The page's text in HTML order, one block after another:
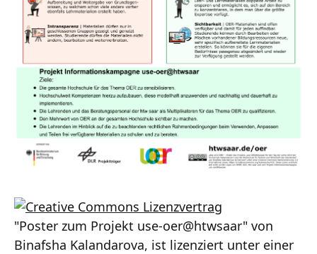
"Poster zum Projekt use-oer@htwsaar" von
Binafsha Kalandarova, ist lizenziert unter einer